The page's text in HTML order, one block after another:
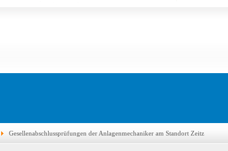
Gesellenabschlussprüfungen der Anlagenmechaniker am Standort Zeitz